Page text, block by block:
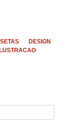
DESIGN
ILUSTRACAO